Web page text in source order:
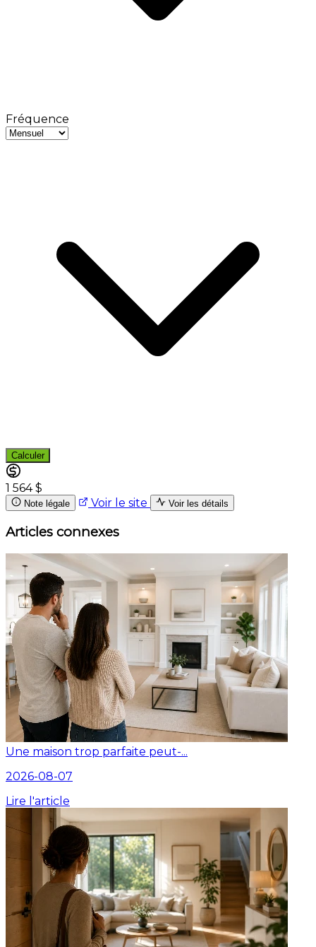
Fréquence
Calculer
1 564 $
Note légale Voir le site Voir les détails
Articles connexes
Une maison trop parfaite peut-...
2026-08-07
Lire l'article